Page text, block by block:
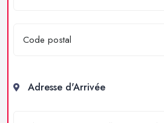
Adresse d'Arrivée